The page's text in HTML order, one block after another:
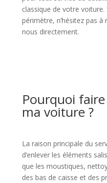
classique de votre voiture.
périmètre, n’hésitez pas
nous directement.
Pourquoi
ma voiture ?
La raison principale du
d’enlever les éléments
que les moustiques,
des bas de caisse et des